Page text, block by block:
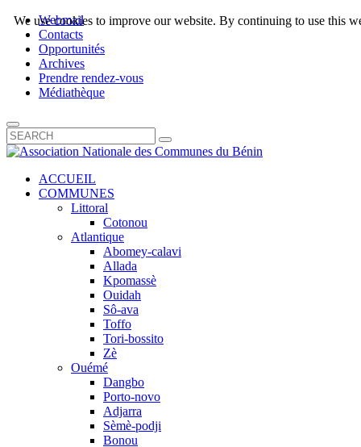
Webmail
Contacts
Opportunités
Archives
Prendre rendez-vous
Médiathèque
ACCUEIL
COMMUNES
Littoral
Cotonou
Atlantique
Abomey-calavi
Allada
Kpomassè
Ouidah
Sô-ava
Toffo
Tori-bossito
Zè
Ouémé
Dangbo
Porto-novo
Adjarra
Sèmè-podji
Bonou
We use cookies to improve our website. By continuing to use this